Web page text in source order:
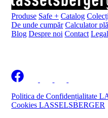
Produse Safe + Catalog
De unde cumpăr Calculator
Blog Despre noi Contact Legal
Politica de Confidențialitate
Cookies LASSELSBERGER